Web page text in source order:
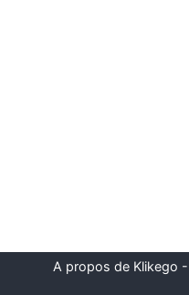
A propos de Klikego -